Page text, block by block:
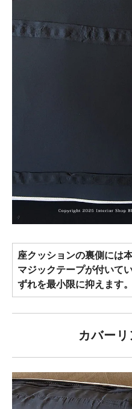
座クッションの裏側には
マジックテープが付いて
ずれを最小限に抑えます。
カバー